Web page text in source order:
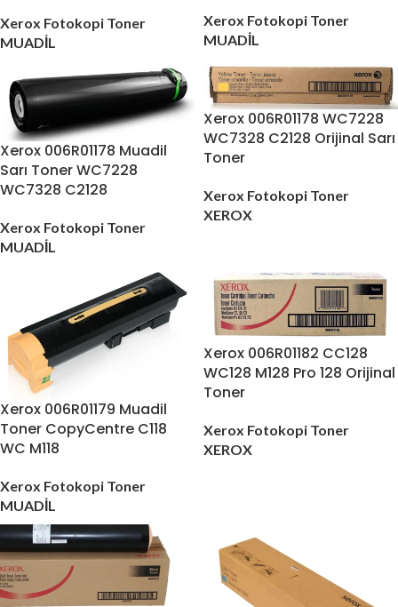
Xerox Fotokopi Toner
MUADİL
Xerox Fotokopi Toner
MUADİL
Xerox 006R01178 Muadil
Sarı Toner WC7228
WC7328 C2128
Xerox Fotokopi Toner
MUADİL
Xerox 006R01178 WC7228
WC7328 C2128 Orijinal Sarı
Toner
Xerox Fotokopi Toner
XEROX
Xerox 006R01179 Muadil
Toner CopyCentre C118
WC M118
Xerox Fotokopi Toner
MUADİL
Xerox 006R01182 CC128
WC128 M128 Pro 128 Orijinal
Toner
Xerox Fotokopi Toner
XEROX